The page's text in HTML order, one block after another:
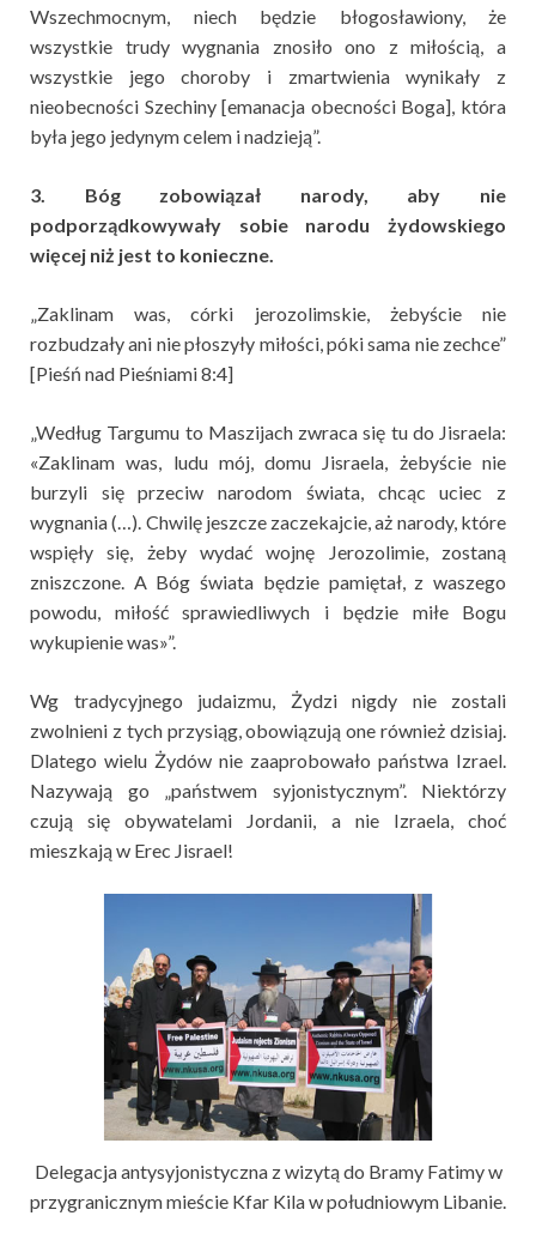
Wszechmocnym, niech będzie błogosławiony, że
wszystkie trudy wygnania znosiło ono z miłością, a
wszystkie jego choroby i zmartwienia wynikały z
nieobecności Szechiny [emanacja obecności Boga], która
była jego jedynym celem i nadzieją”.
3. Bóg zobowiązał narody, aby nie
podporządkowywały sobie narodu żydowskiego
więcej niż jest to konieczne.
„Zaklinam was, córki jerozolimskie, żebyście nie
rozbudzały ani nie płoszyły miłości, póki sama nie zechce”
[Pieśń nad Pieśniami 8:4]
„Według Targumu to Maszijach zwraca się tu do Jisraela:
«Zaklinam was, ludu mój, domu Jisraela, żebyście nie
burzyli się przeciw narodom świata, chcąc uciec z
wygnania (…). Chwilę jeszcze zaczekajcie, aż narody, które
wspięły się, żeby wydać wojnę Jerozolimie, zostaną
zniszczone. A Bóg świata będzie pamiętał, z waszego
powodu, miłość sprawiedliwych i będzie miłe Bogu
wykupienie was»”.
Wg tradycyjnego judaizmu, Żydzi nigdy nie zostali
zwolnieni z tych przysiąg, obowiązują one również dzisiaj.
Dlatego wielu Żydów nie zaaprobowało państwa Izrael.
Nazywają go „państwem syjonistycznym”. Niektórzy
czują się obywatelami Jordanii, a nie Izraela, choć
mieszkają w Erec Jisrael!
Delegacja antysyjonistyczna z wizytą do Bramy Fatimy w
przygranicznym mieście Kfar Kila w południowym Libanie.